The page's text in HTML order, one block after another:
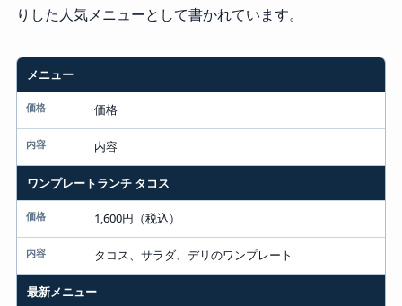
りした人気メニューとして書かれています。
メニュー
価格
内容
ワンプレートランチ タコス
1,600円（税込）
タコス、サラダ、デリのワンプレート
最新メニュー